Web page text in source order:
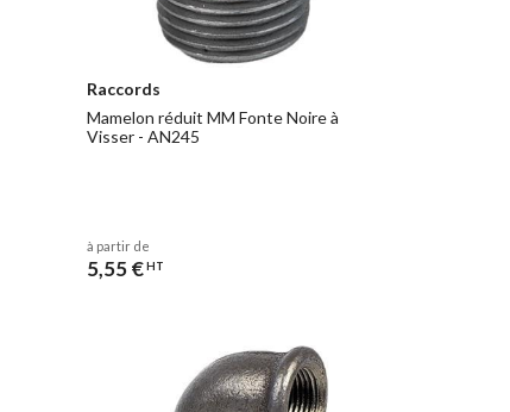
Raccords
Mamelon réduit MM Fonte Noire à
Visser - AN245
à partir de
5,55 €HT